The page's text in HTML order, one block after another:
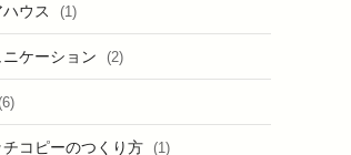
ウス (1)
ニケーション (2)
チコピーのつくり方 (1)